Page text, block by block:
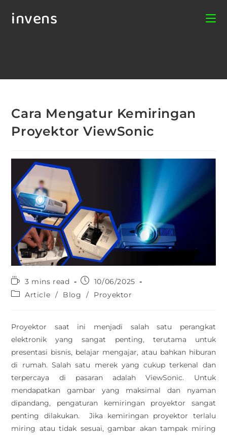
invens
Cara Mengatur Kemiringan
Proyektor ViewSonic
3 mins read
10/06/2025
Article / Blog / Proyektor
Proyektor saat ini menjadi salah satu perangkat
elektronik yang sangat penting, terutama untuk
presentasi bisnis, belajar mengajar, atau bahkan hiburan
di rumah. Salah satu merek yang cukup terkenal dan
terpercaya di pasaran adalah ViewSonic. Untuk
mendapatkan gambar yang maksimal dan nyaman
dipandang, pengaturan kemiringan proyektor sangat
penting dilakukan. Jika kemiringan proyektor terlalu
miring atau tidak sesuai, gambar akan tampak miring